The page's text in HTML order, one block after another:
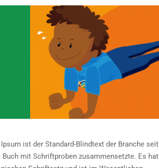
ist der Standard-Blindtext der Branche seit
mit Schriftproben zusammensetzte. Es hat